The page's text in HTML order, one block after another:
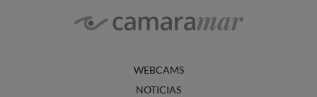
WEBCAMS
NOTICIAS